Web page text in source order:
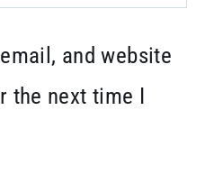
and website
the next time I